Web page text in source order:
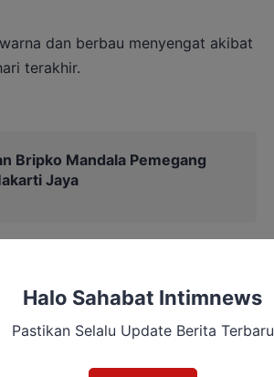
dan berbau menyengat akibat
terakhir.
Bripko Mandala Pemegang
Jaya
Halo Sahabat Intimnews
Pastikan Selalu Update Berita Terbaru